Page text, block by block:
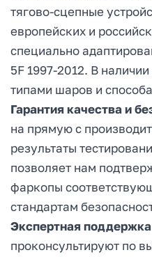
тягово-сцепные
европейских и
специально
5F 1997-2012. В
типами шаров и
Гарантия качества и
на прямую с
результаты
позволяет нам
фаркопы
стандартам
Экспертная поддержка
проконсультируют по